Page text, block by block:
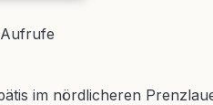
im nördlicheren